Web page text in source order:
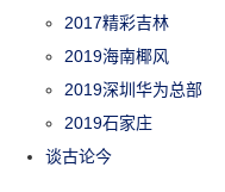
2017精彩吉林
2019海南椰风
2019深圳华为总部
2019石家庄
谈古论今